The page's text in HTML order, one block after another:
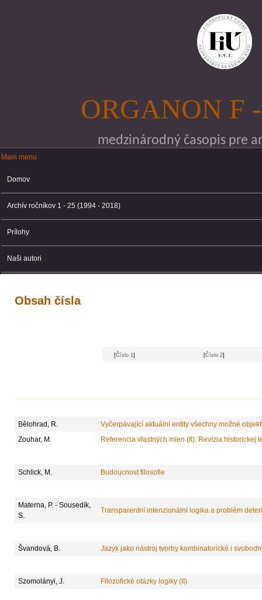
ORGANON F
medzinárodný časopis pre
Main menu
Main menu
Domov
Archív ročníkov 1 - 25 (1994 - 2018)
Prílohy
Naši autori
Obsah čísla
[Číslo 1] [Číslo 2]
Bělohrad, R.
Vyčerpávající aktuální entity všechny možné
Zouhar, M.
Referencia vlastných mien (II): Revízia historickej
Schlick, M. Budoucnost filosofie
Materna, P. - Sousedík,
S.
Transparentní intenzionální logika a problém
Švandová, B. Jazyk jako nástroj tvorby kombinatorické i
Szomolányi, J. Filozofické otázky logiky (II)